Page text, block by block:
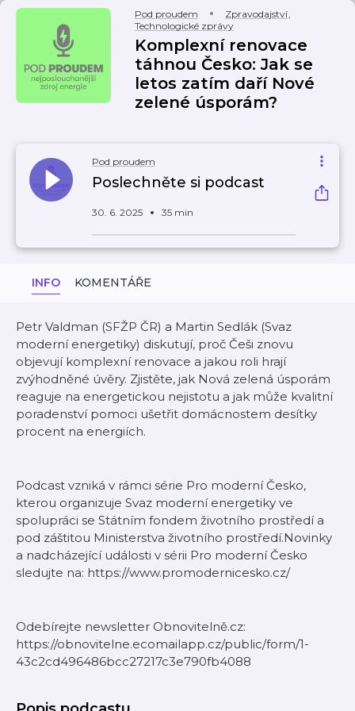
Pod proudem Zpravodajství,
Technologické zprávy
Komplexní renovace
táhnou Česko: Jak se
letos zatím daří Nové
zelené úsporám?
Pod proudem
Poslechněte si podcast
30. 6. 2025 35 min
INFO KOMENTÁŘE
Petr Valdman (SFŽP ČR) a Martin Sedlák (Svaz
moderní energetiky) diskutují, proč Češi znovu
objevují komplexní renovace a jakou roli hrají
zvýhodněné úvěry. Zjistěte, jak Nová zelená úsporám
reaguje na energetickou nejistotu a jak může kvalitní
poradenství pomoci ušetřit domácnostem desítky
procent na energiích.
Podcast vzniká v rámci série Pro moderní Česko,
kterou organizuje Svaz moderní energetiky ve
spolupráci se Státním fondem životního prostředí a
pod záštitou Ministerstva životního prostředí.Novinky
a nadcházející události v sérii Pro moderní Česko
sledujte na: https://www.promodernicesko.cz/
Odebírejte newsletter Obnovitelně.cz:
https://obnovitelne.ecomailapp.cz/public/form/1-
43c2cd496486bcc27217c3e790fb4088